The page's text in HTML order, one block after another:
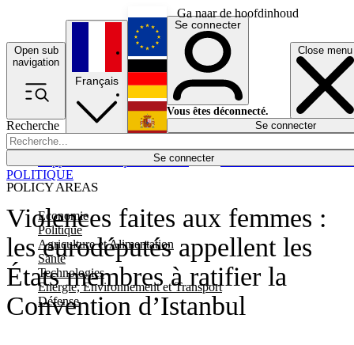
Ga naar de hoofdinhoud
Open sub
navigation
Close menu
Recherche
Se connecter
POLICY AREAS
Economie
Politique
Agriculture et Alimentation
Santé
Technologies
Energie, Environnement et Transport
Défense
Économie
Français
English
Deutsch
Español
Se connecter
Vous êtes déconnecté.
Se connecter
Violences faites aux femmes :
les eurodéputés appellent les
États membres à ratifier la
Convention d’Istanbul
POLITIQUE